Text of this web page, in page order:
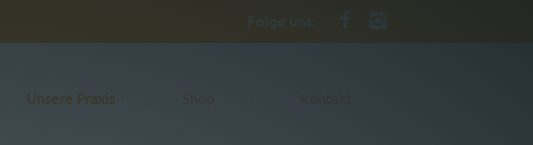
Folge uns:
Unsere Praxis Shop Kontakt